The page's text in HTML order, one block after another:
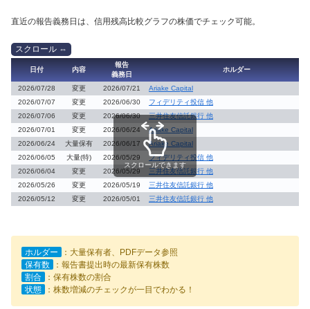
直近の報告義務日は、信用残高比較グラフの株価でチェック可能。
日付 内容
報告
義務日
ホルダー
2026/07/28 変更 2026/07/21
Ariake Capital
2026/07/07
変更 2026/06/30
フィデリティ投信 他
2026/07/06
変更 2026/06/30
三井住友信託銀行 他
2026/07/01
変更 2026/06/24
Ariake Capital
2026/06/24
大量保有 2026/06/17
Ariake Capital
2026/06/05
大量(特) 2026/05/29
フィデリティ投信 他
2026/06/04
変更 2026/05/29
三井住友信託銀行 他
2026/05/26
変更 2026/05/19
三井住友信託銀行 他
2026/05/12
変更 2026/05/01 三井住友信託銀行 他
スクロールできます
ホルダー
：大量保有者、PDFデータ参照
保有数
：報告書提出時の最新保有株数
割合
：保有株数の割合
状態
：株数増減のチェックが一目でわかる！